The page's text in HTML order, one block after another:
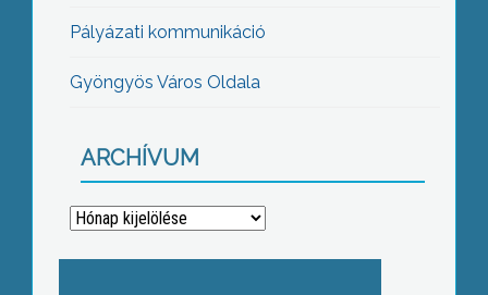
Pályázati kommunikáció
Gyöngyös Város Oldala
ARCHÍVUM
Archívum